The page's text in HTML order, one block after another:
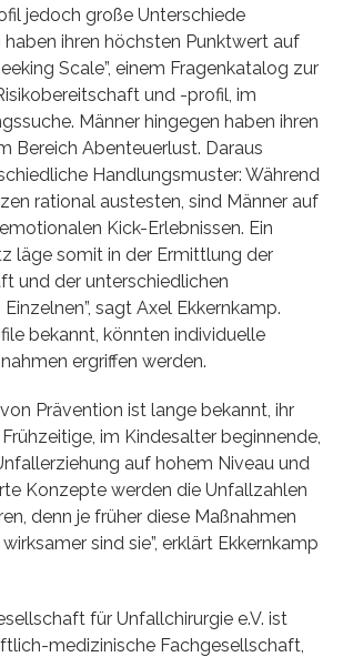
jedoch große Unterschiede
haben ihren höchsten Punktwert auf
Scale”, einem Fragenkatalog zur
und -profil, im
Männer hingegen haben ihren
Bereich Abenteuerlust. Daraus
Handlungsmuster: Während
rational austesten, sind Männer auf
Kick-Erlebnissen. Ein
läge somit in der Ermittlung der
und der unterschiedlichen
sagt Axel Ekkernkamp.
bekannt, könnten individuelle
ergriffen werden.
Prävention ist lange bekannt, ihr
im Kindesalter beginnende,
auf hohem Niveau und
Konzepte werden die Unfallzahlen
denn je früher diese Maßnahmen
sind sie”, erklärt Ekkernkamp
für Unfallchirurgie e.V. ist
medizinische Fachgesellschaft,